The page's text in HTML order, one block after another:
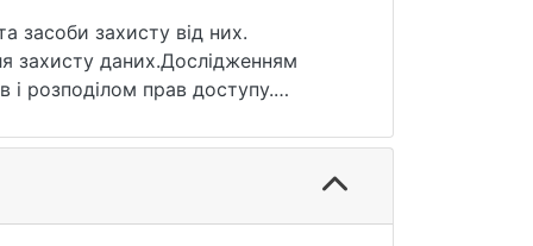
засоби захисту від них.
захисту даних.Дослідженням
розподілом прав доступу.
системи
Безпека системи електронного
та записи дій користувачів для